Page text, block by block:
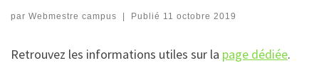
par Webmestre campus | Publié 11 octobre 2019
Retrouvez les informations utiles sur la page dédiée.